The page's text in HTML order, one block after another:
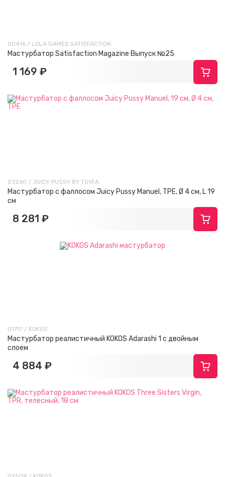
00416 / LOLA GAMES SATISFACTION
Мастурбатор Satisfaction Magazine Выпуск №25
1 169 ₽
03260 / JUICY PUSSY BY TOYFA
Мастурбатор с фаллосом Juicy Pussy Manuel, TPE, Ø 4 см, L 19
см
8 281 ₽
01717 / KOKOS
Мастурбатор реалистичный KOKOS Adarashi 1 c двойным
слоем
4 884 ₽